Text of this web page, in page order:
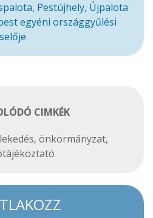
Pestújhely, Újpalota
egyéni országgyűlési
CIMKÉK
, önkormányzat,